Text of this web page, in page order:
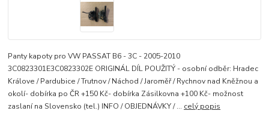
Panty kapoty pro VW PASSAT B6 - 3C - 2005-2010
3C0823301E3C0823302E ORIGINÁL DÍL POUŽITÝ - osobní odběr: Hradec
Králove / Pardubice / Trutnov / Náchod / Jaroměř / Rychnov nad Kněžnou a
okolí- dobírka po ČR +150 Kč- dobírka Zásilkovna +100 Kč- možnost
zaslaní na Slovensko (tel.) INFO / OBJEDNÁVKY / ... celý popis